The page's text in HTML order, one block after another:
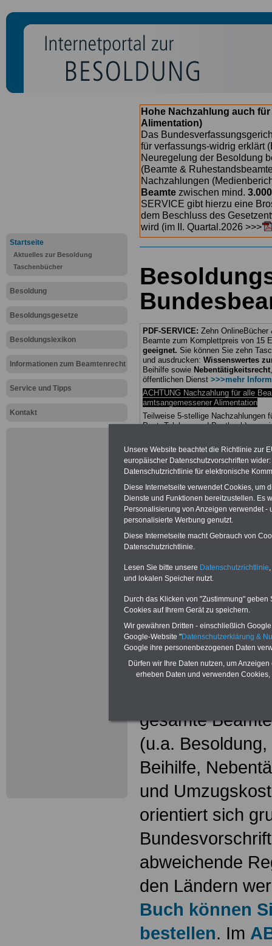
Startseite
Aktuelles zur Besoldung
Taschenbücher
Besoldung
Besoldungsgesetze
Besoldungslexikon
Informationen zum Beamtenrecht
Service und Tipps
Kontakt
Hohe Nachzahlung auch
Alimentation)
Das
für verfassungs-widrig erklärt
Neuregelung der Besoldung
(Beamte &
Nachzahlungen
Beamte zwischen mind.
SERVICE gibt hierzu eine
dem Beschluss des
wird (im II. Quartal.2026 >>>
PDF-SERVICE: Zehn
Beamte zum Komplettpreis von 15
geeignet. Sie können Sie zehn
und ausdrucken: Wissenswertes
Beihilfe sowie Nebentätigkeitsrecht
öffentlichen Dienst >>>mehr
ACHTUNG Nachzahlung für alle
amtsangemessener Alimentation
Teilweise 5-stellige Nachzahlungen
Post, Telekom und Postbank)
Hier die
abschließen!
Neu
Beamte
Das beliebte
gesamte
(u.a.
Beihilfe,
und
orientiert sich
abweichende
den Ländern
Buch können
bestellen. Im
Unsere Website beachtet die Richtlinie zur
europäischer Datenschutzvorschriften
Datenschutzrichtlinie für elektronische
Diese Internetseite verwendet Cookies, um
Dienste und Funktionen bereitzustellen. Es
Personalisierung von Anzeigen verwendet
personalisierte Werbung genutzt.
Diese Internetseite macht Gebrauch von
Datenschutzrichtlinie.
Lesen Sie bitte unsere Datenschutzrichtlinie
und lokalen Speicher nutzt.
Durch das Klicken von "Zustimmung"
Cookies auf Ihrem Gerät zu speichern.
Wir gewähren Dritten - einschließlich
Google-Website "Datenschutzerklärung &
Google ihre personenbezogenen Daten
Dürfen wir Ihre Daten nutzen, um
erheben Daten und verwenden